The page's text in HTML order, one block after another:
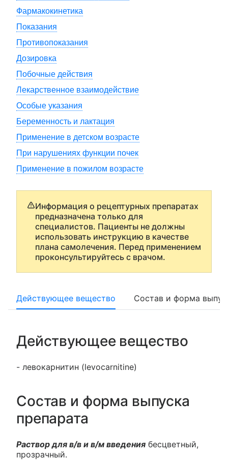
Фармакокинетика
Показания
Противопоказания
Дозировка
Побочные действия
Лекарственное взаимодействие
Особые указания
Беременность и лактация
Применение в детском возрасте
При нарушениях функции почек
Применение в пожилом возрасте
Информация о рецептурных препаратах
предназначена только для
специалистов. Пациенты не должны
использовать инструкцию в качестве
плана самолечения. Перед применением
проконсультируйтесь с врачом.
Действующее вещество Состав и форма
Действующее вещество
- левокарнитин (levocarnitine)
Состав и форма выпуска
препарата
Раствор для в/в и в/м введения бесцветный,
прозрачный.